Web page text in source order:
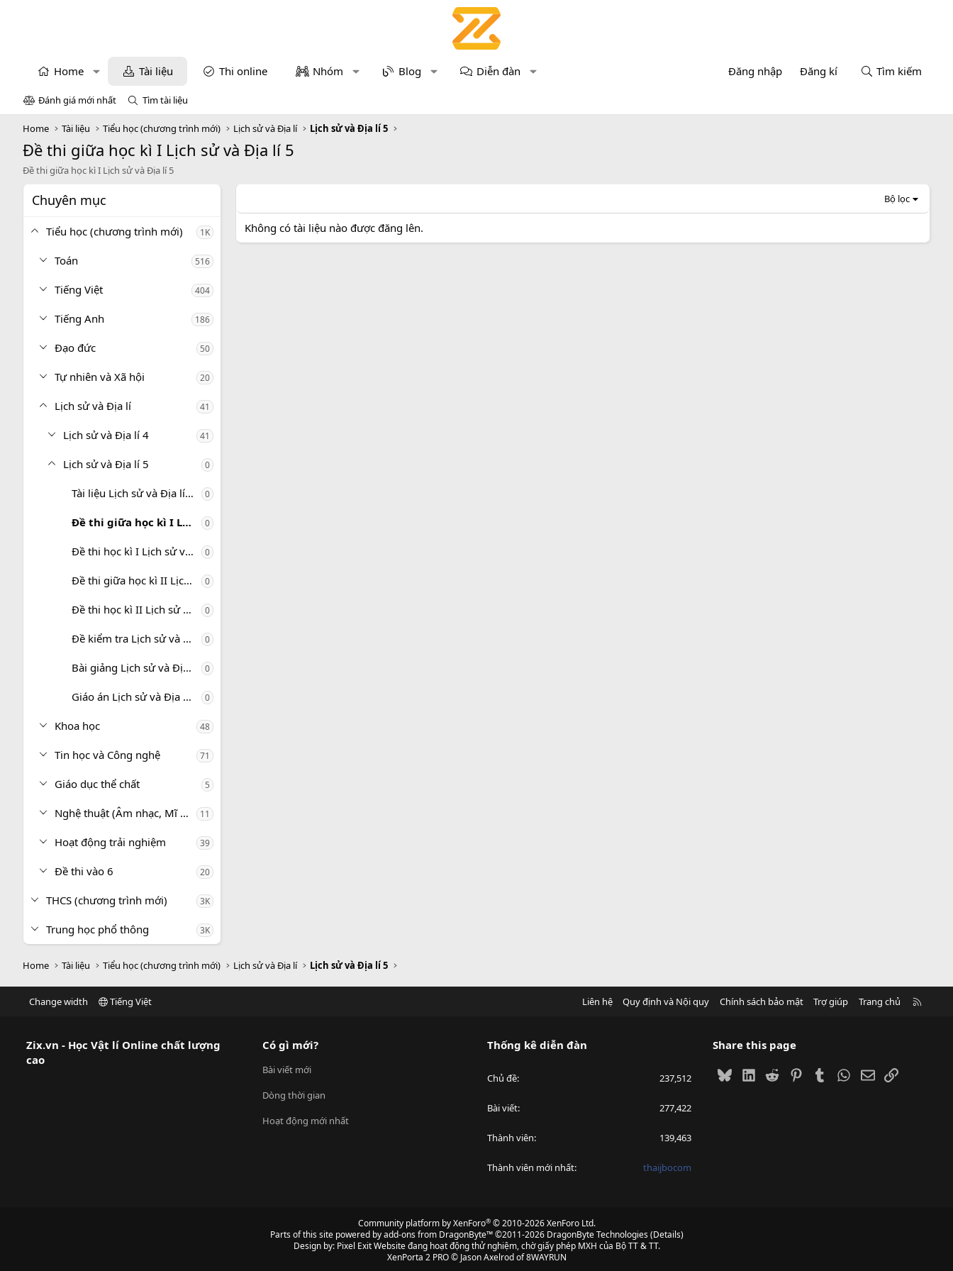
Home Tài liệu Thi online Nhóm Blog Diễn đàn Đăng nhập Đăng kí Tìm kiếm
Đánh giá mới nhất Tìm tài liệu
Home Tài liệu Tiểu học (chương trình mới) Lịch sử và Địa lí Lịch sử và Địa lí 5
Đề thi giữa học kì I Lịch sử và Địa lí 5
Đề thi giữa học kì I Lịch sử và Địa lí 5
Chuyên mục
Tiểu học (chương trình mới) 1K
Toán 516
Tiếng Việt 404
Tiếng Anh 186
Đạo đức 50
Tự nhiên và Xã hội 20
Lịch sử và Địa lí 41
Lịch sử và Địa lí 4 41
Lịch sử và Địa lí 5 0
Tài liệu Lịch sử và Địa lí 5 0
Đề thi giữa học kì I Lịch sử và Địa lí 5 0
Đề thi học kì I Lịch sử và Địa lí 5 0
Đề thi giữa học kì II Lịch sử và Địa lí 5 0
Đề thi học kì II Lịch sử và Địa lí 5 0
Đề kiểm tra Lịch sử và Địa lí 5 0
Bài giảng Lịch sử và Địa lí 5 0
Giáo án Lịch sử và Địa lí 5 0
Khoa học 48
Tin học và Công nghệ 71
Giáo dục thể chất 5
Nghệ thuật (Âm nhạc, Mĩ thuật) 11
Hoạt động trải nghiệm 39
Đề thi vào 6 20
THCS (chương trình mới) 3K
Trung học phổ thông 3K
Bộ lọc
Không có tài liệu nào được đăng lên.
Home Tài liệu Tiểu học (chương trình mới) Lịch sử và Địa lí Lịch sử và Địa lí 5
Change width Tiếng Việt Liên hệ Quy định và Nội quy Chính sách bảo mật Trợ giúp Trang chủ
Zix.vn - Học Vật lí Online chất lượng
cao
Có gì mới?
Bài viết mới
Dòng thời gian
Hoạt động mới nhất
Thống kê diễn đàn
Chủ đề 237,512
Bài viết 277,422
Thành viên 139,463
Thành viên mới nhất thaijbocom
Share this page
BlueskyLinkedIn
Reddit PinterestTumblrWhatsApp
EmailLink
Community platform by XenForo® © 2010-2026 XenForo Ltd.
Parts of this site powered byadd-ons from DragonByte™©2011-2026 DragonByte Technologies(Details)
Design by: Pixel ExitWebsite đang hoạt động thử nghiệm, chờ giấy phép MXH của Bộ TT & TT.
XenPorta 2 PRO© Jason Axelrod of8WAYRUN